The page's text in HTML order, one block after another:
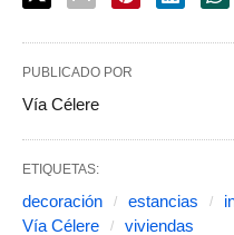
PUBLICADO POR
Vía Célere
ETIQUETAS:
decoración estancias
Vía Célere
viviendas